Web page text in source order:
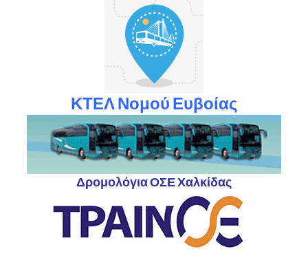
ΚΤΕΛ Νομού Ευβοίας
Δρομολόγια ΟΣΕ Χαλκίδας